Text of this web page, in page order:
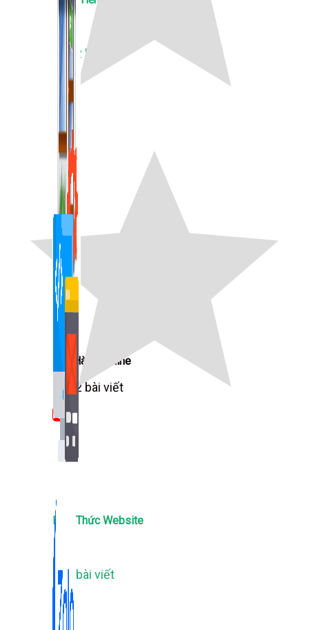
Bán Hàng Online
2,632 bài viết
New
1,422 bài viết
Kiến Thức Website
309 bài viết